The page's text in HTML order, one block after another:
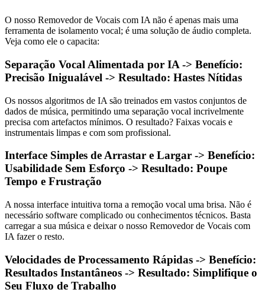
O nosso Removedor de Vocais com IA não é apenas mais uma
ferramenta de isolamento vocal; é uma solução de áudio completa.
Veja como ele o capacita:
Separação Vocal Alimentada por IA -> Benefício:
Precisão Inigualável -> Resultado: Hastes Nítidas
Os nossos algoritmos de IA são treinados em vastos conjuntos de
dados de música, permitindo uma separação vocal incrivelmente
precisa com artefactos mínimos. O resultado? Faixas vocais e
instrumentais limpas e com som profissional.
Interface Simples de Arrastar e Largar -> Benefício:
Usabilidade Sem Esforço -> Resultado: Poupe
Tempo e Frustração
A nossa interface intuitiva torna a remoção vocal uma brisa. Não é
necessário software complicado ou conhecimentos técnicos. Basta
carregar a sua música e deixar o nosso Removedor de Vocais com
IA fazer o resto.
Velocidades de Processamento Rápidas -> Benefício:
Resultados Instantâneos -> Resultado: Simplifique o
Seu Fluxo de Trabalho